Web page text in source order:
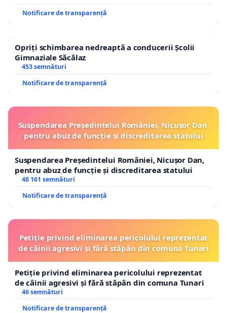
Notificare de transparență
Opriți schimbarea nedreaptă a conducerii Școlii
Gimnaziale Săcălaz
453 semnături
Notificare de transparență
Suspendarea Președintelui României, Nicușor Dan,
pentru abuz de funcție și discreditarea statului
Suspendarea Președintelui României, Nicușor Dan,
pentru abuz de funcție și discreditarea statului
48 161 semnături
Notificare de transparență
Petiție privind eliminarea pericolului reprezentat
de câinii agresivi și fără stăpân din comuna Tunari
Petiție privind eliminarea pericolului reprezentat
de câinii agresivi și fără stăpân din comuna Tunari
46 semnături
Notificare de transparență